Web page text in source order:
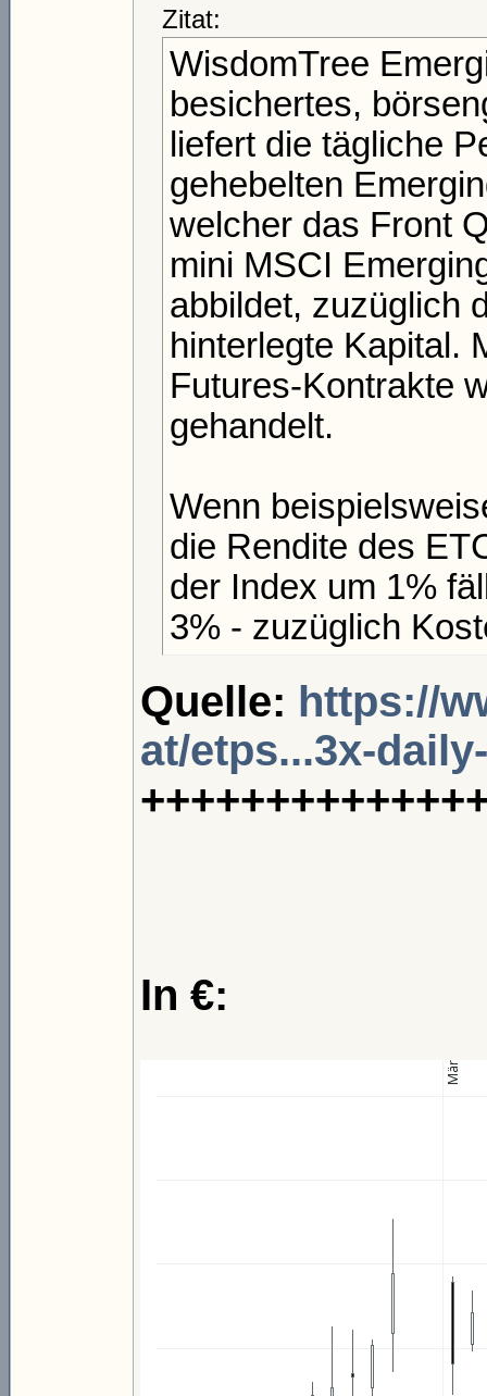
Zitat:
WisdomTree
besichertes,
liefert die tägliche
gehebelten
welcher das Front
mini MSCI
abbildet, zuzüglich
hinterlegte Kapital.
Futures-Kontrakte
gehandelt.
Wenn
die Rendite des
der Index um 1%
3% - zuzüglich
Quelle: https://
at/etps...3x-
In €: